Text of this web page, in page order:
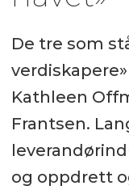
De tre som
Kathleen
Frantsen.
og oppdrett